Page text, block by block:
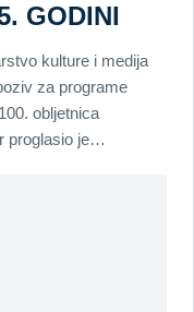
GODINI
kulture i medija
za programe
obljetnica
proglasio je…